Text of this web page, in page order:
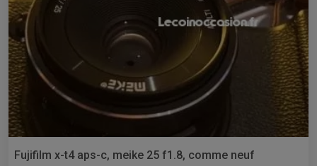
Fujifilm x-t4 aps-c, meike 25 f1.8, comme neuf